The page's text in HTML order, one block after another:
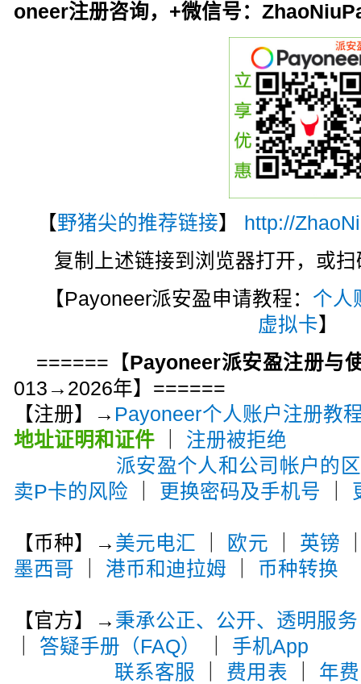
oneer注册咨询，+微信号：
【野猪尖的推荐链接】
http://
复制上述链接到浏览器打开，或
【Payoneer派安盈申请教程： 个人
虚拟卡】
======【Payoneer派安盈注册与
013→2026年】======
【注册】→ Payoneer个人账户注册教
地址证明和证件
注册被拒绝
派安盈个人和公司帐户的
卖P卡的风险
更换密码及手机号
【币种】→ 美元电汇 欧元 英镑
墨西哥
港币和迪拉姆 币种转换
【官方】→ 秉承公正、公开、透明服务
答疑手册（FAQ）
手机App
联系客服
费用表 年费